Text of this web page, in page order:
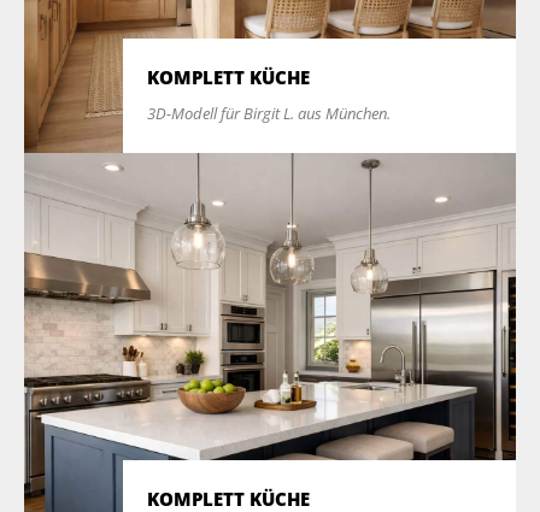
KOMPLETT KÜCHE
3D-Modell für Birgit L. aus München.
KOMPLETT KÜCHE